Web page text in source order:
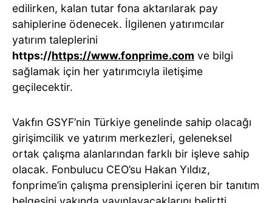
edilirken, kalan tutar fona aktarılarak pay
sahiplerine ödenecek. İlgilenen yatırımcılar
yatırım taleplerini
https://https://www.fonprime.com ve bilgi
sağlamak için her yatırımcıyla iletişime
geçilecektir.
Vakfın GSYF’nin Türkiye genelinde sahip olacağı
girişimcilik ve yatırım merkezleri, geleneksel
ortak çalışma alanlarından farklı bir işleve sahip
olacak. Fonbulucu CEO’su Hakan Yıldız,
fonprime’in çalışma prensiplerini içeren bir tanıtım